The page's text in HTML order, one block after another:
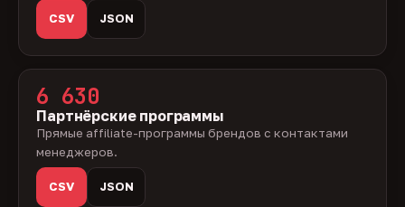
CSV JSON
6 630
Партнёрские программы
Прямые affiliate-программы брендов с контактами
менеджеров.
CSV JSON